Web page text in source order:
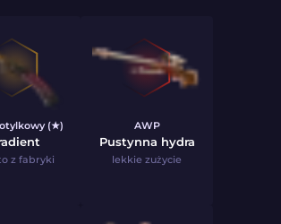
(★)
z fabryki
AWP
Pustynna hydra
lekkie zużycie